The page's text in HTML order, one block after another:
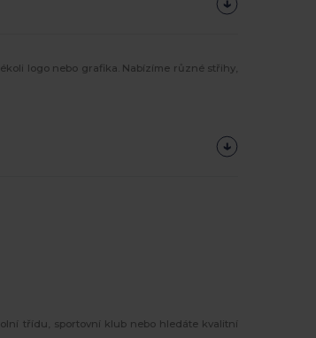
logo nebo grafika. Nabízíme různé střihy,
třídu, sportovní klub nebo hledáte kvalitní